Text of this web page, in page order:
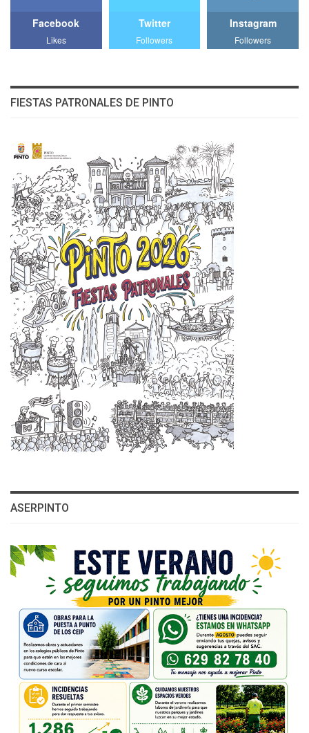
Facebook
Likes
Twitter
Followers
Instagram
Followers
FIESTAS PATRONALES DE PINTO
ASERPINTO